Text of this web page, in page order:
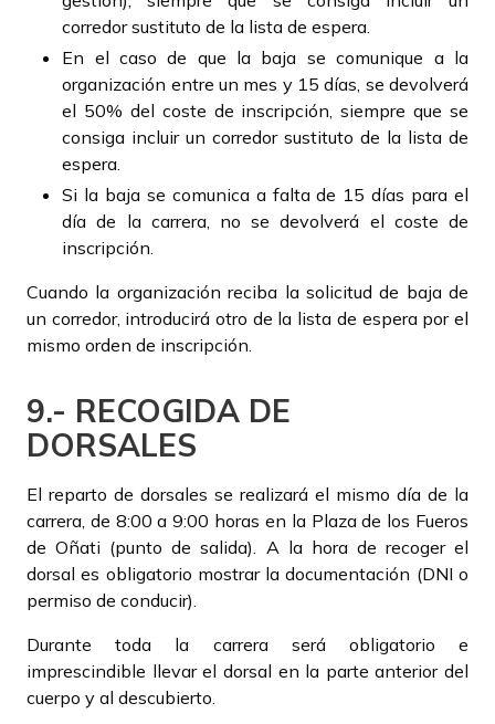
corredor sustituto de la lista de espera.
En el caso de que la baja se comunique a la
organización entre un mes y 15 días, se devolverá
el 50% del coste de inscripción, siempre que se
consiga incluir un corredor sustituto de la lista de
espera.
Si la baja se comunica a falta de 15 días para el
día de la carrera, no se devolverá el coste de
inscripción.
Cuando la organización reciba la solicitud de baja de
un corredor, introducirá otro de la lista de espera por el
mismo orden de inscripción.
9.- RECOGIDA DE
DORSALES
El reparto de dorsales se realizará el mismo día de la
carrera, de 8:00 a 9:00 horas en la Plaza de los Fueros
de Oñati (punto de salida). A la hora de recoger el
dorsal es obligatorio mostrar la documentación (DNI o
permiso de conducir).
Durante toda la carrera será obligatorio e
imprescindible llevar el dorsal en la parte anterior del
cuerpo y al descubierto.